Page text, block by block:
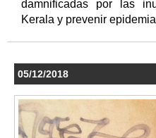
damnificadas por las
Kerala y prevenir
05/12/2018